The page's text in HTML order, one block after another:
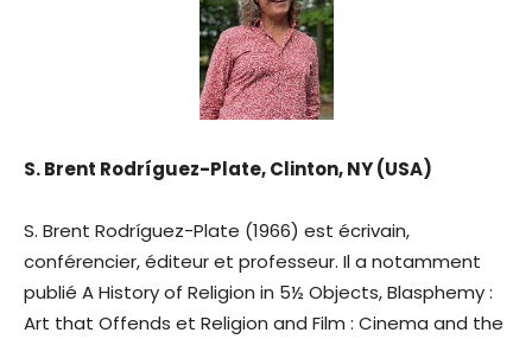
S. Brent Rodríguez-Plate, Clinton, NY (USA)
S. Brent Rodríguez-Plate (1966) est écrivain,
conférencier, éditeur et professeur. Il a notamment
publié A History of Religion in 5½ Objects, Blasphemy :
Art that Offends et Religion and Film : Cinema and the